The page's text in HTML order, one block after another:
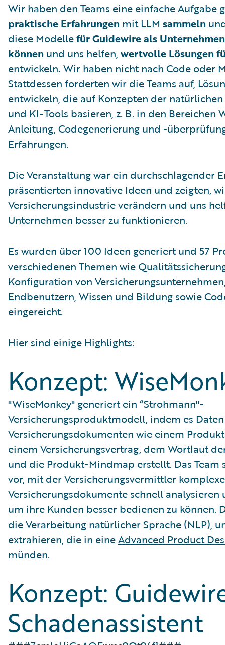
Wir haben den Teams eine einfache Aufgabe
praktische Erfahrungen mit LLM sammeln
diese Modellefür Guidewire als
können und uns helfen, wertvolle Lösungen
entwickeln. Wir haben nicht nach Code oder
Stattdessen forderten wir die Teams auf,
entwickeln, die auf Konzepten der
und KI-Tools basieren, z. B. in den Bereichen
Anleitung, Codegenerierung und -
Erfahrungen.
Die Veranstaltung war ein durchschlagender
präsentierten innovative Ideen und zeigten,
Versicherungsindustrie verändern und uns
Unternehmen besser zu funktionieren.
Es wurden über 100 Ideen generiert und 57
verschiedenen Themen wie
Konfiguration von
Endbenutzern, Wissen und Bildung sowie
eingereicht.
Hier sind einige Highlights:
Konzept:
"WiseMonkey" generiert ein “Strohmann"-
Versicherungsproduktmodell, indem es
Versicherungsdokumenten wie einem
einem Versicherungsvertrag, dem Wortlaut
und die Produkt-Mindmap erstellt. Das Team
vor, mit der Versicherungsvermittler komplexe
Versicherungsdokumente schnell analysieren
um ihre Kunden besser bedienen zu können.
die Verarbeitung natürlicher Sprache (NLP),
extrahieren, die in eineAdvanced Product
münden.
Konzept:
Schadenassistent